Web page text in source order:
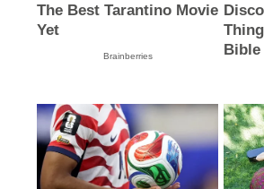
The Best Tarantino Movie
Yet
Brainberries
Bible